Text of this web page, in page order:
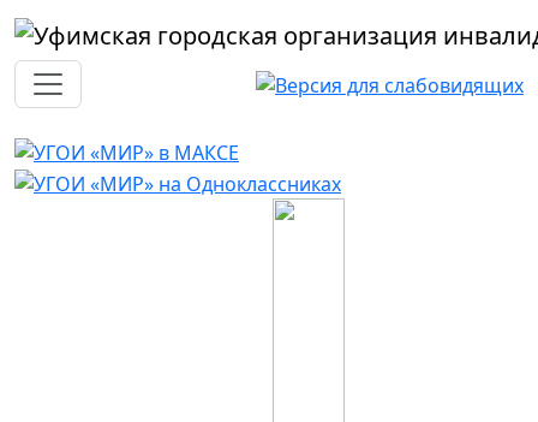
Перейти к основному содержанию